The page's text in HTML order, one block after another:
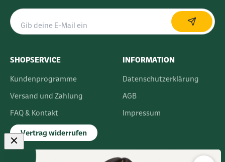
SHOPSERVICE
Kundenprogramme
Versand und Zahlung
FAQ & Kontakt
Vertrag widerrufen
INFORMATION
Datenschutzerklärung
AGB
Impressum